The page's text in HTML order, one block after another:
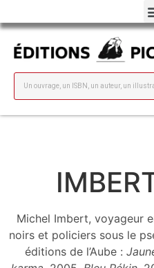
Michel Imbert, voyageur
noirs et policiers sous le
éditions de l’Aube :